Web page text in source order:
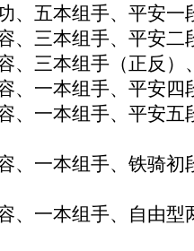
、五本组手、平安一
、三本组手、平安二
、三本组手（正反）
、一本组手、平安四
、一本组手、平安五
、一本组手、铁骑初
、一本组手、自由型